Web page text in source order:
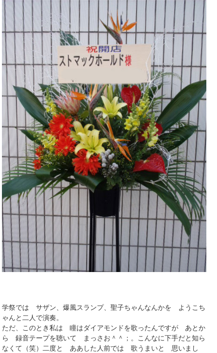
学祭では サザン、爆風スランプ、聖子ちゃんなんかを ようこち
ゃんと二人で演奏。
ただ、このとき私は 瞳はダイアモンドを歌ったんですが あとか
ら 録音テープを聴いて まっさお＾＾；。こんなに下手だと知ら
なくて（笑）二度と ああした人前では 歌うまいと 思いまし